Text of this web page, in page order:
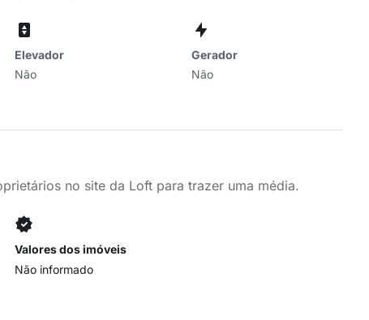
Elevador
Não
Gerador
Não
no site da Loft para trazer uma média.
Valores dos imóveis
Não informado